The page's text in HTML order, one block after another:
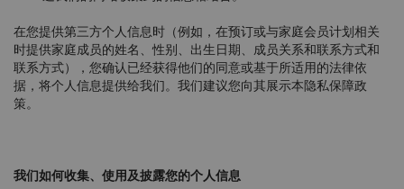
在您提供第三方个人信息时（例如，在预订或与家庭会员计划相关
时提供家庭成员的姓名、性别、出生日期、成员关系和联系方式和
联系方式），您确认已经获得他们的同意或基于所适用的法律依
据，将个人信息提供给我们。我们建议您向其展示本隐私保障政
策。
我们如何收集、使用及披露您的个人信息